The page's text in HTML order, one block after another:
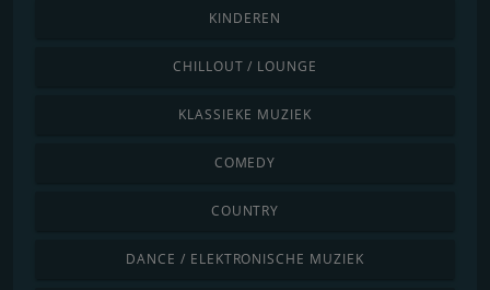
KINDEREN
CHILLOUT / LOUNGE
KLASSIEKE MUZIEK
COMEDY
COUNTRY
DANCE / ELEKTRONISCHE MUZIEK